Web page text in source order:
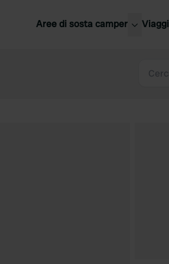
Aree di sosta camper Viaggi